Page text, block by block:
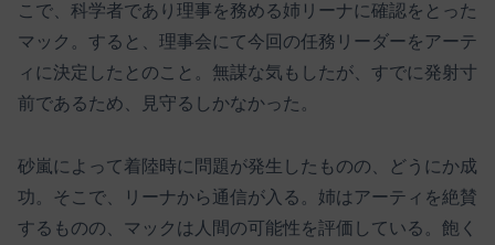
こで、科学者であり理事を務める姉リーナに確認をとった
マック。すると、理事会にて今回の任務リーダーをアーテ
ィに決定したとのこと。無謀な気もしたが、すでに発射寸
前であるため、見守るしかなかった。
砂嵐によって着陸時に問題が発生したものの、どうにか成
功。そこで、リーナから通信が入る。姉はアーティを絶賛
するものの、マックは人間の可能性を評価している。飽く